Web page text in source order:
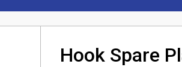
Hook Spare